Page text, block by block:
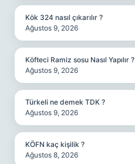
Kök 324 nasıl çıkarılır ?
Ağustos 9, 2026
Köfteci Ramiz sosu Nasıl Yapılır ?
Ağustos 9, 2026
Türkeli ne demek TDK ?
Ağustos 9, 2026
KÖFN kaç kişilik ?
Ağustos 8, 2026